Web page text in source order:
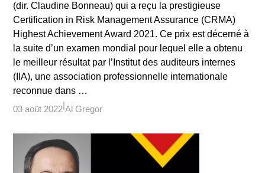
(dir. Claudine Bonneau) qui a reçu la prestigieuse
Certification in Risk Management Assurance (CRMA)
Highest Achievement Award 2021. Ce prix est décerné à
la suite d’un examen mondial pour lequel elle a obtenu
le meilleur résultat par l’Institut des auditeurs internes
(IIA), une association professionnelle internationale
reconnue dans …
03 août 2022 Al Gregor